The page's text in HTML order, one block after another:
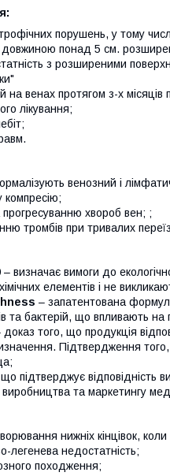
порушень, у тому
понад 5 см.
з розширеними
на венах протягом з-х місяців
лікування;
венозний і
прогресуванню хвороб вен; ;
тромбів при тривалих
– визначає вимоги до
елементів і не
– запатентована
та бактерій, що впливають
доказ того, що продукція
Підтвердження
підтверджує відповідність
та маркетингу
нижніх кінцівок,
легенева недостатність;
походження;